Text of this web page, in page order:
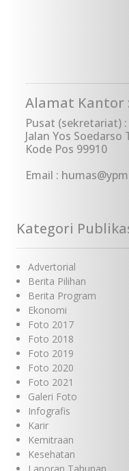
Alamat Kantor :
Pusat (sekretariat) :
Jalan Yos
Kode Pos 99910
Email :
Kategori
Advertorial
Berita Pilihan
Berita Program
Ekonomi
Foto 2017
Foto 2018
Foto 2019
Foto 2020
Foto 2021
Galeri Foto
Infografis
Karir
Kemitraan
Kesehatan